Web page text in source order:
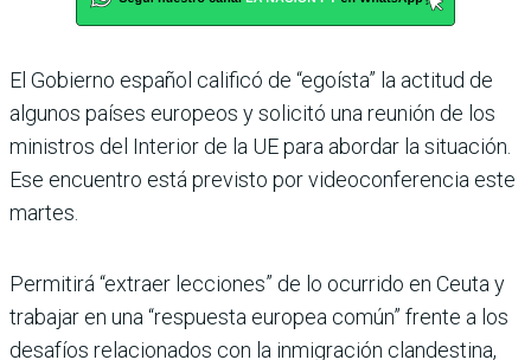
El Gobierno español calificó de “egoísta” la actitud de
algunos países europeos y solicitó una reunión de los
ministros del Interior de la UE para abordar la situación.
Ese encuentro está previsto por videoconferencia este
martes.
Permitirá “extraer lecciones” de lo ocurrido en Ceuta y
trabajar en una “respuesta europea común” frente a los
desafíos relacionados con la inmigración clandestina,